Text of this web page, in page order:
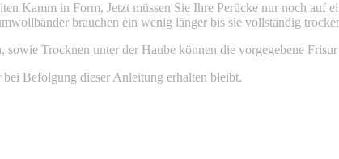
Kamm in Form, Jetzt müssen Sie Ihre Perücke nur noch auf
brauchen ein wenig länger bis sie vollständig
Trocknen unter der Haube können die vorgegebene
bei Befolgung dieser Anleitung erhalten bleibt.